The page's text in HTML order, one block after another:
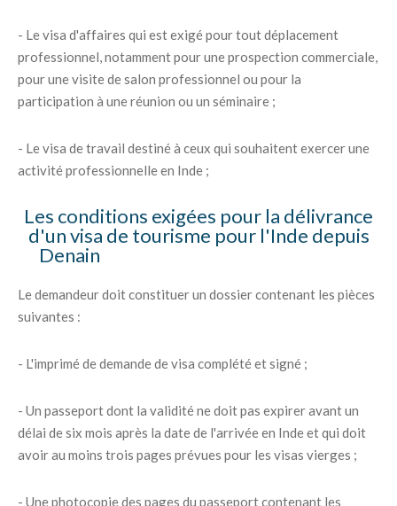
- Le visa d'affaires qui est exigé pour tout déplacement
professionnel, notamment pour une prospection commerciale,
pour une visite de salon professionnel ou pour la
participation à une réunion ou un séminaire ;
- Le visa de travail destiné à ceux qui souhaitent exercer une
activité professionnelle en Inde ;
Les conditions exigées pour la délivrance
d'un visa de tourisme pour l'Inde depuis
Denain
Le demandeur doit constituer un dossier contenant les pièces
suivantes :
- L'imprimé de demande de visa complété et signé ;
- Un passeport dont la validité ne doit pas expirer avant un
délai de six mois après la date de l'arrivée en Inde et qui doit
avoir au moins trois pages prévues pour les visas vierges ;
- Une photocopie des pages du passeport contenant les